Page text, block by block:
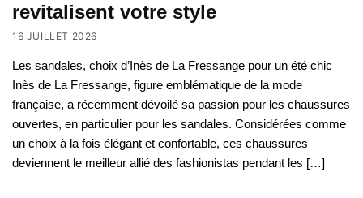
revitalisent votre style
16 JUILLET 2026
Les sandales, choix d’Inès de La Fressange pour un été chic
Inès de La Fressange, figure emblématique de la mode
française, a récemment dévoilé sa passion pour les chaussures
ouvertes, en particulier pour les sandales. Considérées comme
un choix à la fois élégant et confortable, ces chaussures
deviennent le meilleur allié des fashionistas pendant les […]